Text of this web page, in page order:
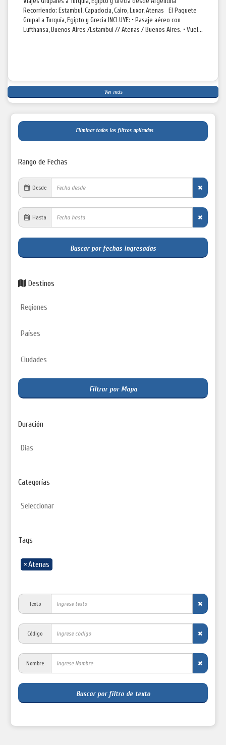
Recorriendo: Estambul, Capadocia, Cairo, Luxor, Atenas El Paquete
Grupal a Turquía, Egipto y Grecia INCLUYE: • Pasaje aéreo con
Lufthansa, Buenos Aires /Estambul // Atenas / Buenos Aires. • Vuel...
Ver más
Eliminar todos los filtros aplicados
Rango de Fechas
Desde
Hasta
Buscar por fechas ingresadas
Destinos
Filtrar por Mapa
Duración
Categorías
Tags
×Atenas
Texto
Código
Nombre
Buscar por filtro de texto